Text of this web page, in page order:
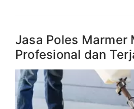
Jasa Poles Marmer
Profesional dan